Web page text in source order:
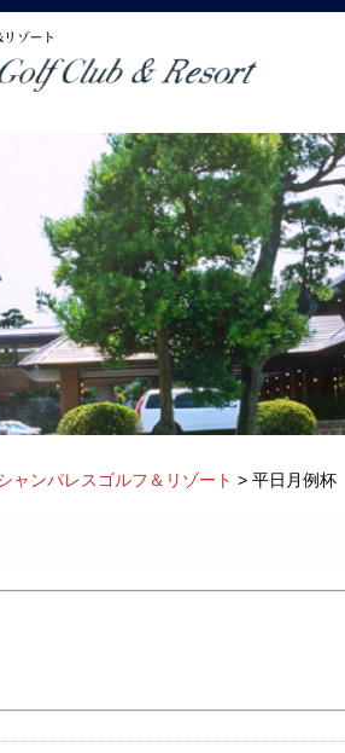
ャンパレスゴルフ＆リゾート > 平日月例杯